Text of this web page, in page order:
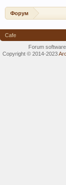
Форум
Cafe
Forum
Copyright © 2014-2023